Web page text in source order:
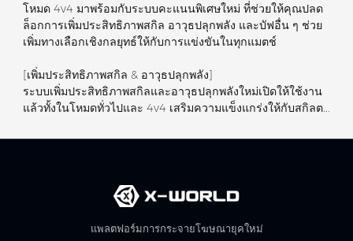
โหมด 4v4 มาพร้อมกับระบบคะแนนพิเศษใหม่ ที่ช่วยให้คุณปลด
ล็อกการเพิ่มประสิทธิภาพสกิล อาวุธปลุกพลัง และบัฟอื่น ๆ ช่วย
เพิ่มทางเลือกเชิงกลยุทธ์ให้กับการแข่งขันในทุกแมตช์
[เพิ่มประสิทธิภาพสกิล & อาวุธปลุกพลัง]
ระบบเพิ่มประสิทธิภาพสกิลและอาวุธปลุกพลังใหม่เปิดให้ใช้งาน
แล้วทั้งในโหมดทั่วไปและ 4v4 เสริมความแข็งแกร่งให้กับสกิลต...
แพลตฟอร์มการกระจายโฆษณายุคใหม่